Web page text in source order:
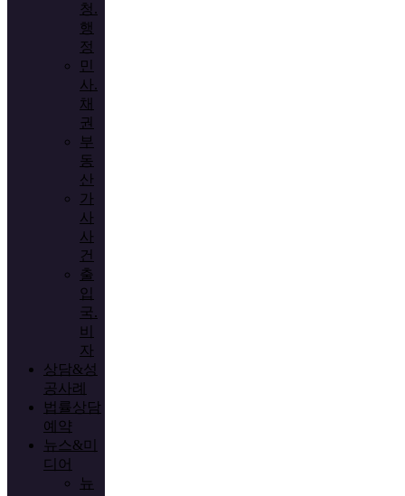
청.
행
정
민
사.
채
권
부
동
산
가
사
사
건
출
입
국.
비
자
상담&성
공사례
법률상담
예약
뉴스&미
디어
뉴